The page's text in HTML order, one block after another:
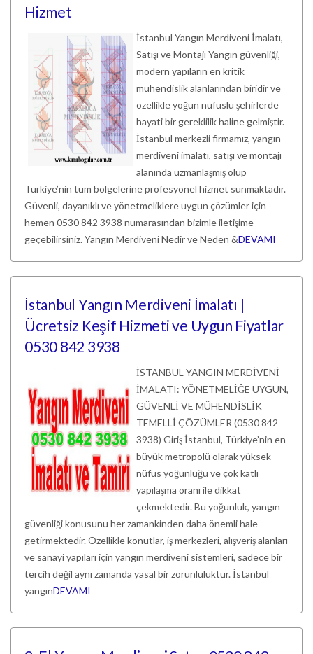
Hizmet
İstanbul Yangın Merdiveni İmalatı,
Satışı ve Montajı Yangın güvenliği,
modern yapıların en kritik
mühendislik alanlarından biridir ve
özellikle yoğun nüfuslu şehirlerde
hayati bir gereklilik haline gelmiştir.
İstanbul merkezli firmamız, yangın
merdiveni imalatı, satışı ve montajı
alanında uzmanlaşmış olup
Türkiye’nin tüm bölgelerine profesyonel hizmet sunmaktadır.
Güvenli, dayanıklı ve yönetmeliklere uygun çözümler için
hemen 0530 842 3938 numarasından bizimle iletişime
geçebilirsiniz. Yangın Merdiveni Nedir ve Neden &DEVAMI
İstanbul Yangın Merdiveni İmalatı |
Ücretsiz Keşif Hizmeti ve Uygun Fiyatlar
0530 842 3938
İSTANBUL YANGIN MERDİVENİ
İMALATI: YÖNETMELİĞE UYGUN,
GÜVENLİ VE MÜHENDİSLİK
TEMELLİ ÇÖZÜMLER (0530 842
3938) Giriş İstanbul, Türkiye’nin en
büyük metropolü olarak yüksek
nüfus yoğunluğu ve çok katlı
yapılaşma oranı ile dikkat
çekmektedir. Bu yoğunluk, yangın
güvenliği konusunu her zamankinden daha önemli hale
getirmektedir. Özellikle konutlar, iş merkezleri, alışveriş alanları
ve sanayi yapıları için yangın merdiveni sistemleri, sadece bir
tercih değil aynı zamanda yasal bir zorunluluktur. İstanbul
yangınDEVAMI